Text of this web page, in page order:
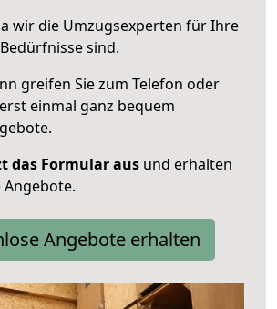
wir die Umzugsexperten für Ihre
sind.
greifen Sie zum Telefon oder
einmal ganz bequem
das Formular aus und erhalten
Angebote.
Angebote erhalten